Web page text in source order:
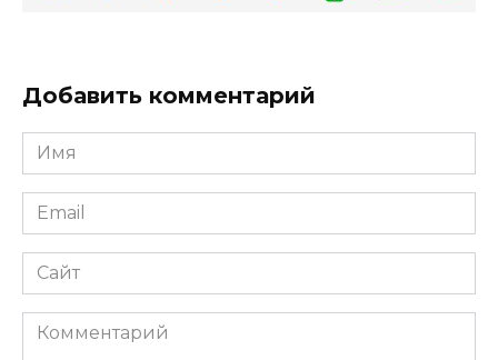
Добавить комментарий
Имя
*
Email
*
Сайт
Комментарий